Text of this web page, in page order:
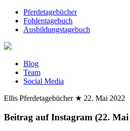
Pferdetagebücher
Fohlentagebuch
Ausbildungstagebuch
Blog
Team
Social Media
Ellis Pferdetagebücher ★ 22. Mai 2022
Beitrag auf Instagram (22. Mai